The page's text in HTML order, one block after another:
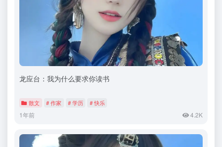
龙应台：我为什么要求你读书
散文 # 作家 # 学历 # 快乐
1年前 4.2K